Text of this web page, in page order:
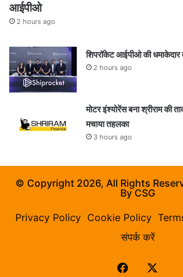
आईपीओ
2 hours ago
शिपरॉकेट आईपीओ की
2 hours ago
मोटर इंश्योरेंस बना श्रीराम की
मचाया तहलका
3 hours ago
© Copyright 2026, All Rights
ByCSG
Privacy Policy Cookie Policy
संपर्क करें
Facebook